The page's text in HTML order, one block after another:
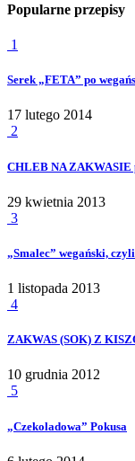
Popularne przepisy
1
Serek „FETA” po
17 lutego 2014
2
CHLEB NA ZAKWASIE
29 kwietnia 2013
3
„Smalec” wegański,
1 listopada 2013
4
ZAKWAS (SOK) Z
10 grudnia 2012
5
„Czekoladowa” Pokusa